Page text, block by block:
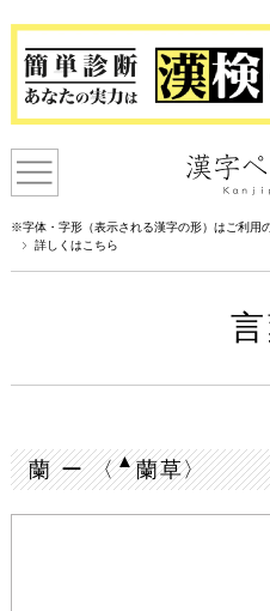
※字体・字形（表示される漢字の形）はご利用
詳しくはこちら
蘭 ー 〈▲蘭草〉